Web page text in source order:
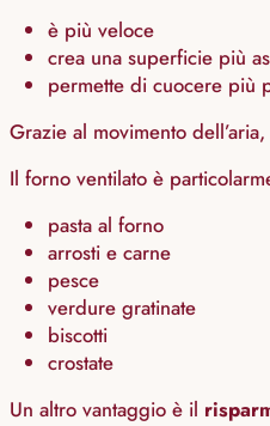
è più veloce
crea una superficie più
permette di cuocere più
Grazie al movimento
Il forno ventilato è
pasta al forno
arrosti e carne
pesce
verdure gratinate
biscotti
crostate
Un altro vantaggio è il